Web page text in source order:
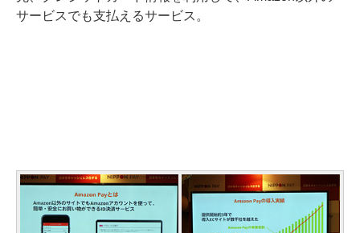
サービスでも支払えるサービス。